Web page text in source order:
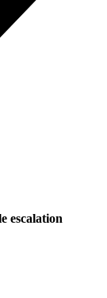
escalation